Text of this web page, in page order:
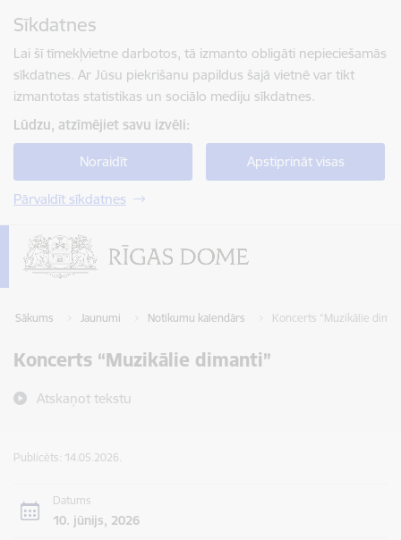
Sīkdatnes
Lai šī tīmekļvietne darbotos, tā izmanto obligāti nepieciešamās
sīkdatnes. Ar Jūsu piekrišanu papildus šajā vietnē var tikt
izmantotas statistikas un sociālo mediju sīkdatnes.
Lūdzu, atzīmējiet savu izvēli:
Noraidīt Apstiprināt visas
Pārvaldīt sīkdatnes
Sākums Jaunumi Notikumu kalendārs Koncerts “Muzikālie
Koncerts “Muzikālie dimanti”
Atskaņot tekstu
Publicēts: 14.05.2026.
Datums
10. jūnijs, 2026